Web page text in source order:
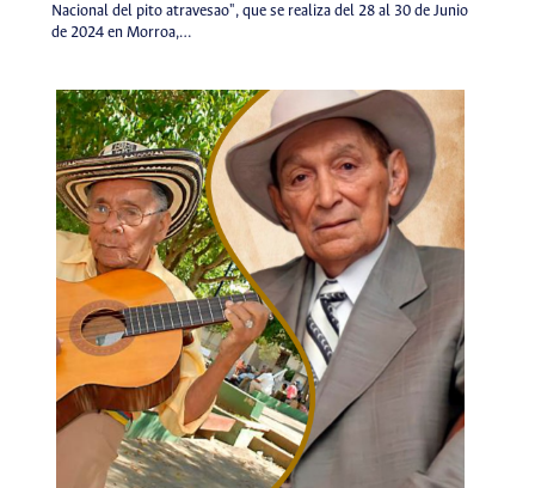
Nacional del pito atravesao", que se realiza del 28 al 30 de Junio
de 2024 en Morroa,…